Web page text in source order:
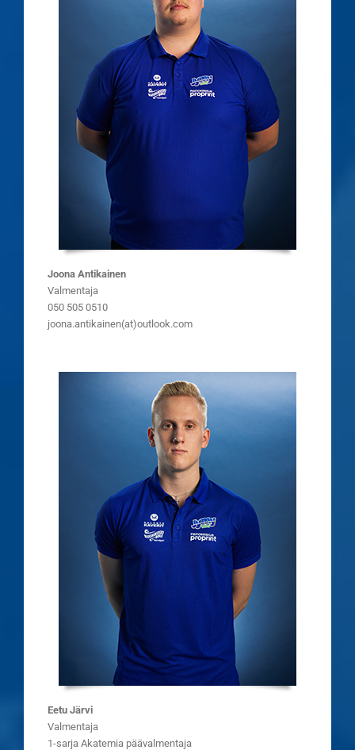
Joona Antikainen
Valmentaja
050 505 0510
joona.antikainen(at)outlook.com
Eetu Järvi
Valmentaja
1-sarja Akatemia päävalmentaja